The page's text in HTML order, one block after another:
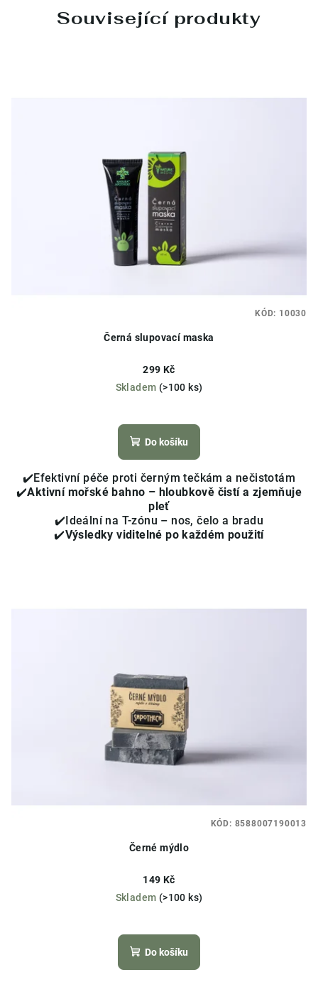
Související produkty
Černá slupovací maska
299 Kč
Skladem (>100 ks)
hodnocení
produktu
z
5
hvězdiček.
Do košíku
✔️Efektivní péče proti černým tečkám a nečistotám
✔️Aktivní mořské bahno – hloubkově čistí a zjemňuje
pleť
✔️Ideální na T-zónu – nos, čelo a bradu
✔️Výsledky viditelné po každém použití
KÓD: 10030
Černé mýdlo
149 Kč
Skladem (>100 ks)
hodnocení
produktu
Do košíku
KÓD: 8588007190013